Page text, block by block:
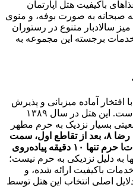
باکیفیت هتل آپارتمان
صبحانه به صورت بوفه، و منوی
میز سالادبار متنوع در رستوران
خدمات برجسته این مجموعه به
افتخار آماده میزبانی و پذیرش
زائران و مسافران مشهد مقدس است. این هتل در سال ۱۳۸۹
بسیار نزدیک به حرم مطهر
واقع در خیابان امام رضا ۸، بعد از تقاطع اول، سمت
۱۰ دقیقه پیاده‌روی
به دلیل نزدیکی به حرم نیست؛
باکیفیت ارائه شده، و
اصلی انتخاب این هتل توسط